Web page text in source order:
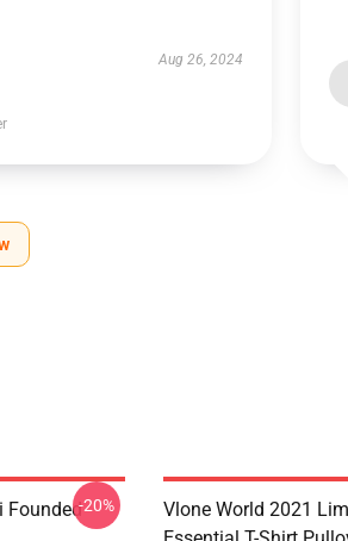
Aug 26, 2024
Founded-20%
Vlone World 2021